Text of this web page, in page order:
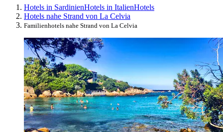
Hotels in SardinienHotels in ItalienHotels
Hotels nahe Strand von La Celvia
Familienhotels nahe Strand von La Celvia